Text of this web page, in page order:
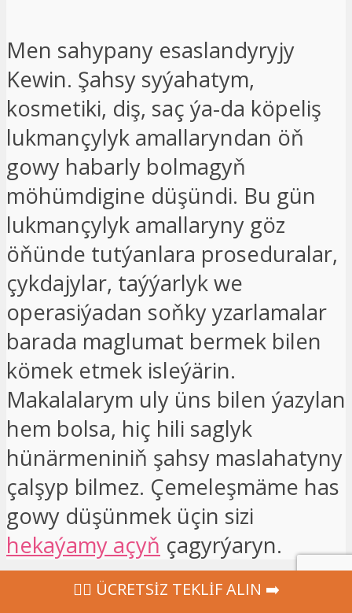
Men sahypany esaslandyryjy
Kewin. Şahsy syýahatym,
kosmetiki, diş, saç ýa-da köpeliş
lukmançylyk amallaryndan öň
gowy habarly bolmagyň
möhümdigine düşündi. Bu gün
lukmançylyk amallaryny göz
öňünde tutýanlara proseduralar,
çykdajylar, taýýarlyk we
operasiýadan soňky yzarlamalar
barada maglumat bermek bilen
kömek etmek isleýärin.
Makalalarym uly üns bilen ýazylan
hem bolsa, hiç hili saglyk
hünärmeniniň şahsy maslahatyny
çalşyp bilmez. Çemeleşmäme has
gowy düşünmek üçin sizi
hekaýamy açyň çagyrýaryn.
‍👩‍⚕ ÜCRETSİZ TEKLİF ALIN ➡️